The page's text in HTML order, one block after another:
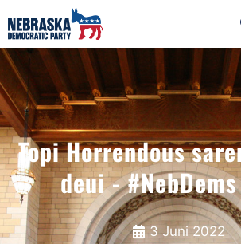
Topi Horrendous
deui -
3 Juni 2022